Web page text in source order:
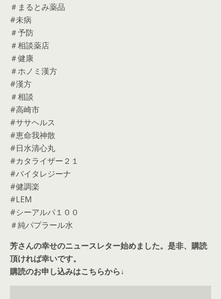
＃まるとみ薬品
#未病
＃予防
＃相談薬店
＃健康
＃ホノミ漢方
#漢方
＃相談
#高崎市
#ササヘルス
#恵命我神散
#日水清心丸
#カタライザー２１
#バイタレジーナ
#健調楽
#LEM
#シーアルパ１００
＃純パプラール水
芳さんの幸せのニュースレター始めました。是非、購読
頂ければ幸いです。
購読のお申し込みはこちらから↓